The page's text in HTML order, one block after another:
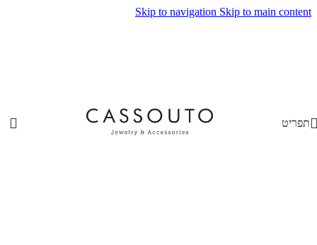
Skip to navigation Skip to main content
תפריט